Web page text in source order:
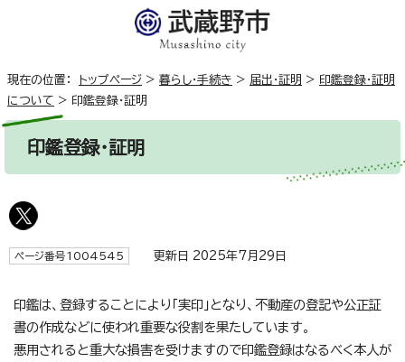
現在の位置： トップページ > 暮らし・手続き > 届出・証明 > 印鑑登録・証明
について
> 印鑑登録・証明
印鑑登録・証明
ページ番号1004545 更新日 2025年7月29日
印鑑は、登録することにより「実印」となり、不動産の登記や公正証
書の作成などに使われ重要な役割を果たしています。
悪用されると重大な損害を受けますので印鑑登録はなるべく本人が